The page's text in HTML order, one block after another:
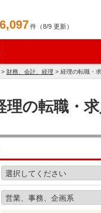
件（8/9 更新）
> 財務、会計、経理 > 経理の転職・
理の転職・